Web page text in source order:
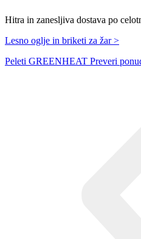
Hitra in zanesljiva dostava po
Lesno oglje in briketi za žar >
Peleti GREENHEAT Preveri